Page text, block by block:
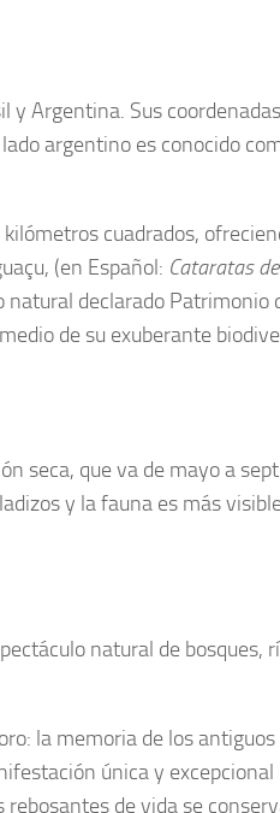
y Argentina. Sus coordenadas
argentino es conocido
cuadrados,
(en Español: Cataratas
natural declarado Patrimonio
de su exuberante
seca, que va de mayo a
y la fauna es más
natural de bosques,
la memoria de los
única y
de vida se